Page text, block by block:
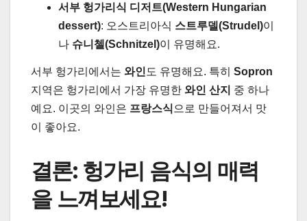
서부 헝가리식 디저트(Western Hungarian
dessert): 오스트리아식 스트루델(Strudel)이
나 슈니첼(Schnitzel)이 유명해요.
서부 헝가리에서는 와인 도 유명해요. 특히 Sopron
지역은 헝가리에서 가장 유명한 와인 산지 중 하나
예요. 이곳의 와인은 프랑스식 으로 만들어져서 맛
이 좋아요.
결론: 헝가리 음식의 매력
을 느껴보세요!